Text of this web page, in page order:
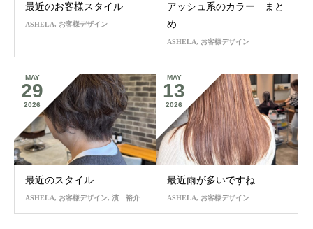
最近のお客様スタイル
ASHELA, お客様デザイン
アッシュ系のカラー まと
め
ASHELA, お客様デザイン
MAY
29
2026
最近のスタイル
ASHELA, お客様デザイン, 濱 裕介
MAY
13
2026
最近雨が多いですね
ASHELA, お客様デザイン